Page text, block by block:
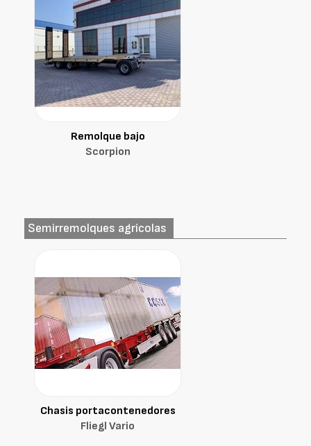
Remolque bajo
Scorpion
Semirremolques agrícolas
Chasis portacontenedores
Fliegl Vario